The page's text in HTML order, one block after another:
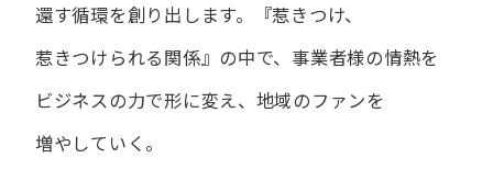
還す循環を​創り出します。
『惹きつけ、​
惹きつけられる​関係』の​中で、​事業者様の​情熱を​
ビジネスの​力で​形に​変え、 地域の​ファンを​
増やしていく。